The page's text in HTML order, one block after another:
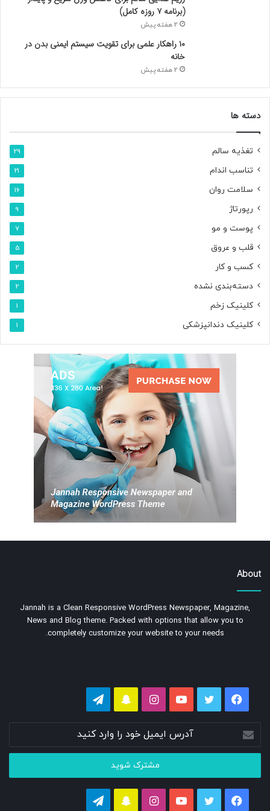
(برنامه ۷ روزه کامل)
2 هفته پیش
۱۰ راهکار علمی برای تقویت سیستم ایمنی بدن در
خانه
2 هفته پیش
دسته ها
تغذیه سالم 29
تناسب اندام 21
سلامت روان 16
رپورتاژ 9
پوست و مو 7
قلب و عروق 5
کسب و کار 2
دسته‌بندی نشده 2
کلینیک زخم 1
کلینیک دندانپزشکی 1
About
Jannah is a Clean Responsive WordPress Newspaper, Magazine,
News and Blog theme. Packed with options that allow you to
completely customize your website to your needs.
فیسبوک توییتر یوتیوب اینستاگرام
اسنپ
آدرس
ایمیل
خود
وارد
کنید
فیسبوک توییتر یوتیوب اینستاگرام
اسنپ